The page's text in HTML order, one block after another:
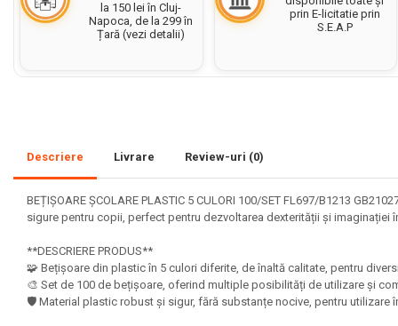
Set acuarele tempera
Pensule scoala copii
Pensule cu rezervor
Pensule scolare bucata
Lipiciuri
Foarfece pentru copii
la 150 lei în Cluj-
Napoca, de la 299 în
Țară (vezi detalii)
prin E-licitatie prin
S.E.A.P
Descriere Livrare Review-uri (0)
BEȚIȘOARE ȘCOLARE PLASTIC 5 CULORI 100/SET FL697/B1213
sigure pentru copii, perfect pentru dezvoltarea dexterității și imaginației
**DESCRIERE PRODUS**
🧩 Bețișoare din plastic în 5 culori diferite, de înaltă calitate, pentru
🎨 Set de 100 de bețișoare, oferind multiple posibilități de utilizare și
🛡️ Material plastic robust și sigur, fără substanțe nocive, pentru utilizare